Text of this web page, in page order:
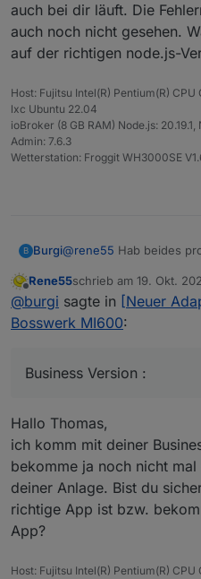
auch bei dir läuft. Die
auch noch nicht gesehen.
auf der richtigen node.js-
Host: Fujitsu Intel(R) Pentium(R)
lxc Ubuntu 22.04
ioBroker (8 GB RAM) Node.js:
Admin: 7.6.3
Wetterstation: Froggit WH3000SE
B Burgi@rene55 Hab beides
Keine Ahnung ob das
Version : https://
Gruß
Thomas
Offline
Rene55schrieb am 19. Okt.
zuletzt editiert von
@burgi sagte in [Neuer
Bosswerk MI600:
Business Version :
Hallo Thomas,
ich komm mit deiner
bekomme ja noch nicht
deiner Anlage. Bist du
richtige App ist bzw.
App?
Host: Fujitsu Intel(R) Pentium(R)